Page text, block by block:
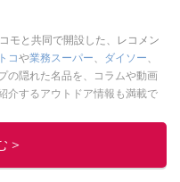
モと共同で開設した、レコメン
コや業務スーパー、 ダイソー、
の隠れた名品を、コラムや動画
介するアウトドア情報も満載で
けしているので、ぜひ
＞